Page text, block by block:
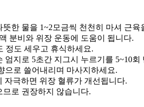
뜻한 물을 1~2 모금씩 천천히 마셔 근육
분비와 위장 운동에 도움이 됩니다.
정도 세우고 휴식하세요.
엄지로 5초간 지그시 누르기를 5~10회
으로 쓸어내리며 마사지하세요.
자극하면 위장 혈류가 개선됩니다.
므로 권장하지 않습니다.